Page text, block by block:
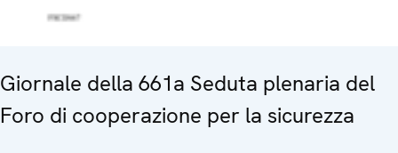
Giornale della 661a Seduta plenaria del
Foro di cooperazione per la sicurezza